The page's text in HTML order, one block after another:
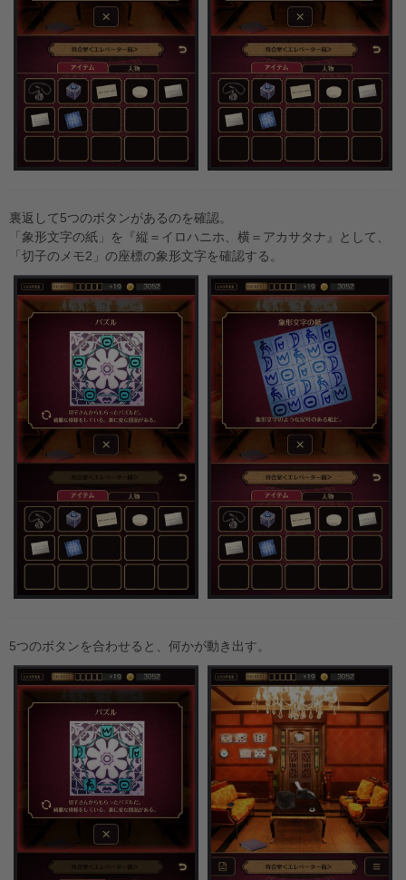
裏返して5つのボタンがあるのを確認。
「象形文字の紙」を『縦＝イロハニホ、横＝アカサタナ』として、
「切子のメモ2」の座標の象形文字を確認する。
5つのボタンを合わせると、何かが動き出す。